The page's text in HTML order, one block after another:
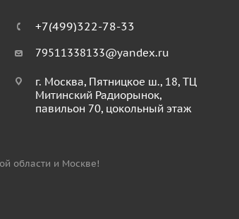
+7(499)322-78-33
79511338133@yandex.ru
г. Москва, Пятницкое ш., 18, ТЦ
Митинский Радиорынок,
павильон 70, цокольный этаж
области и Москве!